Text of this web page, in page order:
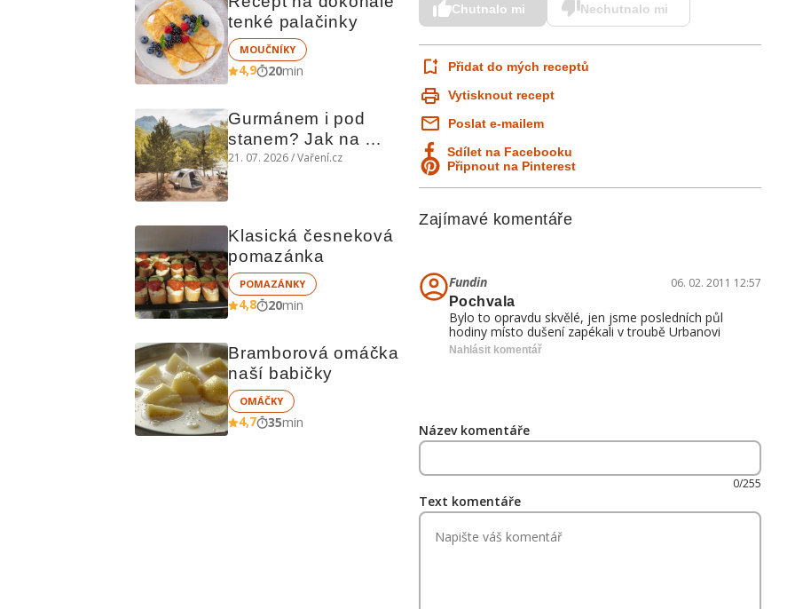
tenké palačinky
MOUČNÍKY
4,9 20min
Gurmánem i pod
stanem? Jak na
polní kuchyni a na
21. 07. 2026 / Vaření.cz
Klasická česneková
pomazánka
POMAZÁNKY
4,8 20min
Bramborová omáčka
naší babičky
OMÁČKY
4,7 35min
Chutnalo mi Nechutnalo mi
Přidat do mých receptů
Vytisknout recept
Poslat e-mailem
Sdílet na Facebooku
Připnout na Pinterest
Zajímavé komentáře
Fundin
06. 02. 2011 12:57
Pochvala
Bylo to opravdu skvělé, jen jsme posledních půl
hodiny místo dušení zapékali v troubě Urbanovi
Nahlásit komentář
Název komentáře
0/255
Text komentáře